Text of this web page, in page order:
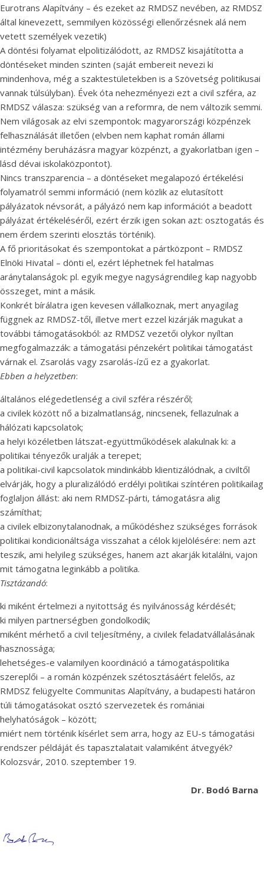
Eurotrans Alapítvány – és ezeket az RMDSZ nevében, az RMDSZ
által kinevezett, semmilyen közösségi ellenőrzésnek alá nem
vetett személyek vezetik)
A döntési folyamat elpolitizálódott, az RMDSZ kisajátította a
döntéseket minden szinten (saját embereit nevezi ki
mindenhova, még a szaktestületekben is a Szövetség politikusai
vannak túlsúlyban). Évek óta nehezményezi ezt a civil szféra, az
RMDSZ válasza: szükség van a reformra, de nem változik semmi.
Nem világosak az elvi szempontok: magyarországi közpénzek
felhasználását illetően (elvben nem kaphat román állami
intézmény beruházásra magyar közpénzt, a gyakorlatban igen –
lásd dévai iskolaközpontot).
Nincs transzparencia – a döntéseket megalapozó értékelési
folyamatról semmi információ (nem közlik az elutasított
pályázatok névsorát, a pályázó nem kap információt a beadott
pályázat értékeléséről, ezért érzik igen sokan azt: osztogatás és
nem érdem szerinti elosztás történik).
A fő prioritásokat és szempontokat a pártközpont – RMDSZ
Elnöki Hivatal – dönti el, ezért léphetnek fel hatalmas
aránytalanságok: pl. egyik megye nagyságrendileg kap nagyobb
összeget, mint a másik.
Konkrét bírálatra igen kevesen vállalkoznak, mert anyagilag
függnek az RMDSZ-től, illetve mert ezzel kizárják magukat a
további támogatásokból: az RMDSZ vezetői olykor nyíltan
megfogalmazzák: a támogatási pénzekért politikai támogatást
várnak el. Zsarolás vagy zsarolás-ízű ez a gyakorlat.
Ebben a helyzetben:
általános elégedetlenség a civil szféra részéről;
a civilek között nő a bizalmatlanság, nincsenek, fellazulnak a
hálózati kapcsolatok;
a helyi közéletben látszat-együttműködések alakulnak ki: a
politikai tényezők uralják a terepet;
a politikai-civil kapcsolatok mindinkább klientizálódnak, a civiltől
elvárják, hogy a pluralizálódó erdélyi politikai színtéren politikailag
foglaljon állást: aki nem RMDSZ-párti, támogatásra alig
számíthat;
a civilek elbizonytalanodnak, a működéshez szükséges források
politikai kondicionáltsága visszahat a célok kijelölésére: nem azt
teszik, ami helyileg szükséges, hanem azt akarják kitalálni, vajon
mit támogatna leginkább a politika.
Tisztázandó:
ki miként értelmezi a nyitottság és nyilvánosság kérdését;
ki milyen partnerségben gondolkodik;
miként mérhető a civil teljesítmény, a civilek feladatvállalásának
hasznossága;
lehetséges-e valamilyen koordináció a támogatáspolitika
szereplői – a román közpénzek szétosztásáért felelős, az
RMDSZ felügyelte Communitas Alapítvány, a budapesti határon
túli támogatásokat osztó szervezetek és romániai
helyhatóságok – között;
miért nem történik kísérlet sem arra, hogy az EU-s támogatási
rendszer példáját és tapasztalatait valamiként átvegyék?
Kolozsvár, 2010. szeptember 19.
Dr. Bodó Barna